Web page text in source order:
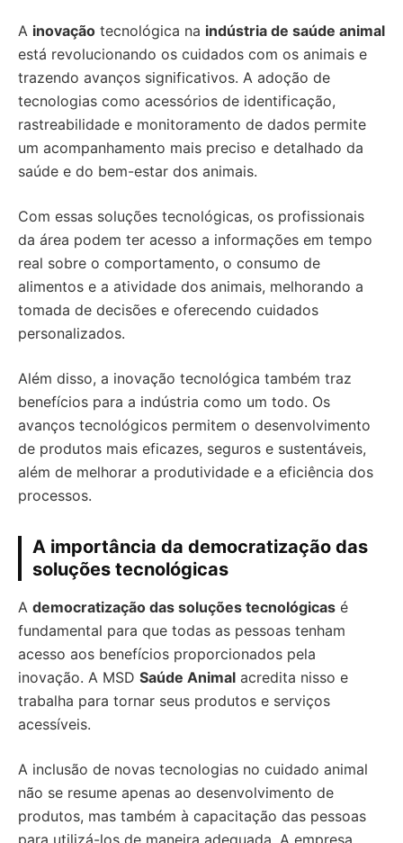
A inovação tecnológica na indústria de saúde animal
está revolucionando os cuidados com os animais e
trazendo avanços significativos. A adoção de
tecnologias como acessórios de identificação,
rastreabilidade e monitoramento de dados permite
um acompanhamento mais preciso e detalhado da
saúde e do bem-estar dos animais.
Com essas soluções tecnológicas, os profissionais
da área podem ter acesso a informações em tempo
real sobre o comportamento, o consumo de
alimentos e a atividade dos animais, melhorando a
tomada de decisões e oferecendo cuidados
personalizados.
Além disso, a inovação tecnológica também traz
benefícios para a indústria como um todo. Os
avanços tecnológicos permitem o desenvolvimento
de produtos mais eficazes, seguros e sustentáveis,
além de melhorar a produtividade e a eficiência dos
processos.
A importância da democratização das
soluções tecnológicas
A democratização das soluções tecnológicas é
fundamental para que todas as pessoas tenham
acesso aos benefícios proporcionados pela
inovação. A MSD Saúde Animal acredita nisso e
trabalha para tornar seus produtos e serviços
acessíveis.
A inclusão de novas tecnologias no cuidado animal
não se resume apenas ao desenvolvimento de
produtos, mas também à capacitação das pessoas
para utilizá-los de maneira adequada. A empresa